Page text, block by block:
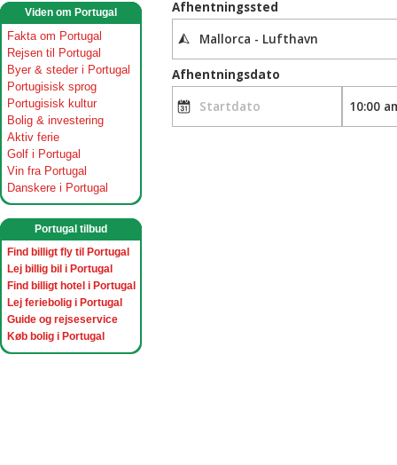
Viden om Portugal
Fakta om Portugal
Rejsen til Portugal
Byer & steder i Portugal
Portugisisk sprog
Portugisisk kultur
Bolig & investering
Aktiv ferie
Golf i Portugal
Vin fra Portugal
Danskere i Portugal
Portugal tilbud
Find billigt fly til Portugal
Lej billig bil i Portugal
Find billigt hotel i Portugal
Lej feriebolig i Portugal
Guide og rejseservice
Køb bolig i Portugal